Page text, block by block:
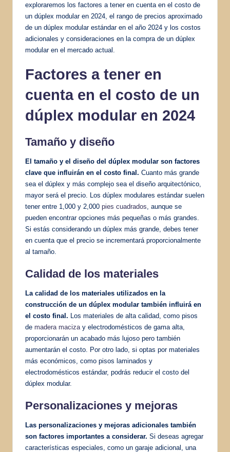
exploraremos los factores a tener en cuenta en el costo de
un dúplex modular en 2024, el rango de precios aproximado
de un dúplex modular estándar en el año 2024 y los costos
adicionales y consideraciones en la compra de un dúplex
modular en el mercado actual.
Factores a tener en
cuenta en el costo de un
dúplex modular en 2024
Tamaño y diseño
El tamaño y el diseño del dúplex modular son factores
clave que influirán en el costo final. Cuanto más grande
sea el dúplex y más complejo sea el diseño arquitectónico,
mayor será el precio. Los dúplex modulares estándar suelen
tener entre ​​1,000 y 2,000 pies cuadrados , aunque se
pueden encontrar opciones más pequeñas o más grandes.
Si estás considerando un dúplex más grande, debes tener
en cuenta que el precio se incrementará proporcionalmente
al tamaño.
Calidad de los materiales
La calidad de los materiales utilizados en la
construcción de un dúplex modular también influirá en
el costo final. Los materiales de alta calidad, como pisos
de madera maciza y electrodomésticos de gama alta,
proporcionarán un acabado más lujoso pero también
aumentarán el costo. Por otro lado, si optas por materiales
más económicos, como pisos laminados y
electrodomésticos estándar, podrás reducir el costo del
dúplex modular.
Personalizaciones y mejoras
Las personalizaciones y mejoras adicionales también
son factores importantes a considerar. Si deseas agregar
características especiales, como un garaje adicional, una